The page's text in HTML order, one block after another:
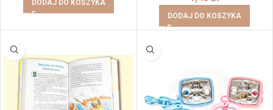
DODAJ DO KOSZYKA
DODAJ DO KOSZYKA